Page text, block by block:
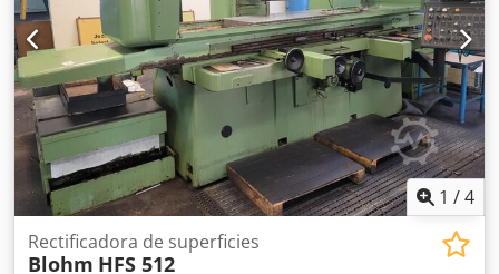
1 /4
Rectificadora de superficies
Blohm HFS 512